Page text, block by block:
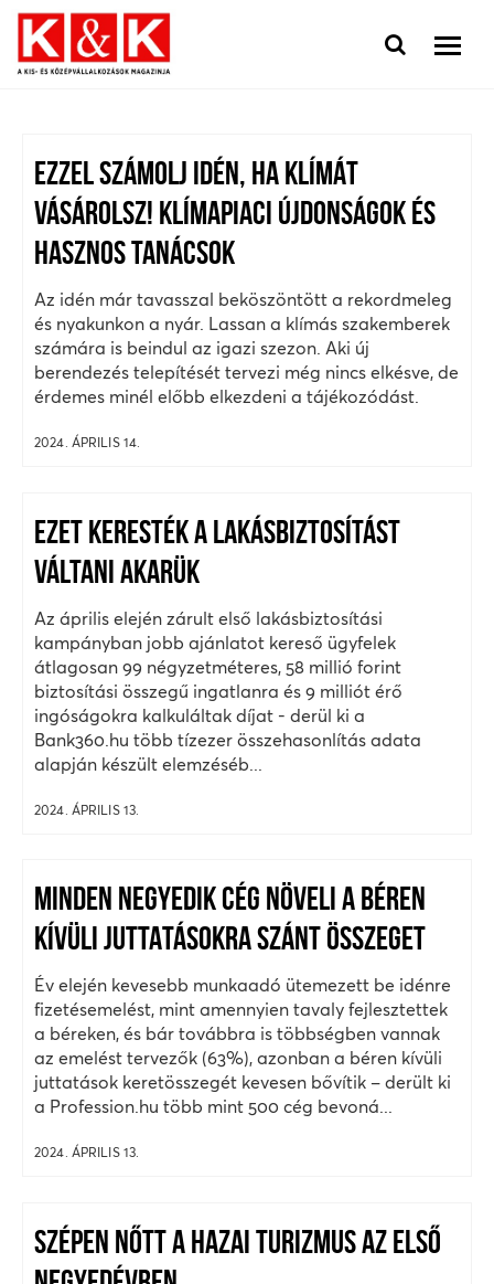
EZZEL SZÁMOLJ IDÉN, HA KLÍMÁT
VÁSÁROLSZ! KLÍMAPIACI ÚJDONSÁGOK ÉS
HASZNOS TANÁCSOK
Az idén már tavasszal beköszöntött a rekordmeleg
és nyakunkon a nyár. Lassan a klímás szakemberek
számára is beindul az igazi szezon. Aki új
berendezés telepítését tervezi még nincs elkésve, de
érdemes minél előbb elkezdeni a tájékozódást.
2024. ÁPRILIS 14.
EZET KERESTÉK A LAKÁSBIZTOSÍTÁST
VÁLTANI AKARÜK
Az április elején zárult első lakásbiztosítási
kampányban jobb ajánlatot kereső ügyfelek
átlagosan 99 négyzetméteres, 58 millió forint
biztosítási összegű ingatlanra és 9 milliót érő
ingóságokra kalkuláltak díjat - derül ki a
Bank360.hu több tízezer összehasonlítás adata
alapján készült elemzéséb...
2024. ÁPRILIS 13.
MINDEN NEGYEDIK CÉG NÖVELI A BÉREN
KÍVÜLI JUTTATÁSOKRA SZÁNT ÖSSZEGET
Év elején kevesebb munkaadó ütemezett be idénre
fizetésemelést, mint amennyien tavaly fejlesztettek
a béreken, és bár továbbra is többségben vannak
az emelést tervezők (63%), azonban a béren kívüli
juttatások keretösszegét kevesen bővítik – derült ki
a Profession.hu több mint 500 cég bevoná...
2024. ÁPRILIS 13.
SZÉPEN NŐTT A HAZAI TURIZMUS AZ ELSŐ